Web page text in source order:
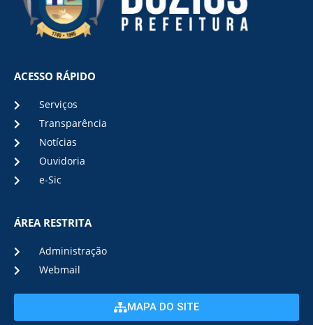
ACESSO RÁPIDO
Serviços
Transparência
Notícias
Ouvidoria
e-Sic
ÁREA RESTRITA
Administração
Webmail
MAPA DO SITE